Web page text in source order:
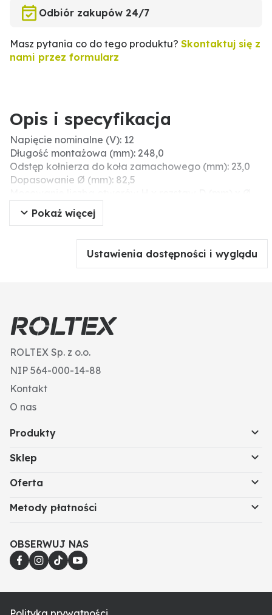
Odbiór zakupów 24/7
Masz pytania co do tego produktu? Skontaktuj się z
nami przez formularz
Opis i specyfikacja
Napięcie nominalne (V): 12
Długość montażowa (mm): 248,0
Odstęp kołnierza do koła zamachowego (mm): 23,0
Dopasowanie Ø (mm): 82,5
(mm): 2 x 11,0 / 105,0
Kąt montażowy (°): r 40
Moc nominalna (kW): 4,0
Pokaż więcej
Ustawienia dostępności i wyglądu
ROLTEX Sp. z o.o.
NIP 564-000-14-88
Kontakt
O nas
Produkty
Sklep
Oferta
Metody płatności
OBSERWUJ NAS